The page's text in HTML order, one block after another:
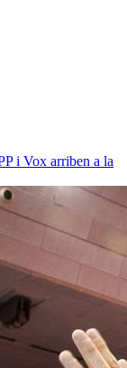
i Vox arriben a la